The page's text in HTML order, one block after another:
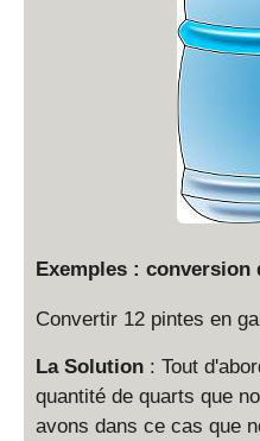
Exemples : conversion
Convertir 12 pintes en
La Solution : Tout
quantité de quarts que
avons dans ce cas que